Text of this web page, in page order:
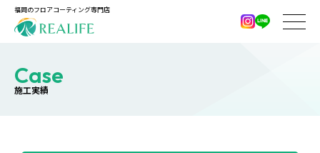
福岡のフロアコーティング専門店
施工実績
Case